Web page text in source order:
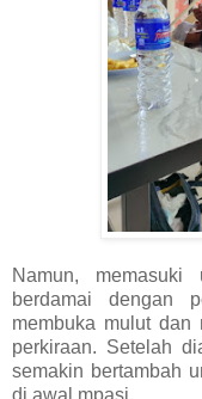
Namun,
berdamai dengan
membuka mulut
perkiraan. Setelah
semakin bertambah